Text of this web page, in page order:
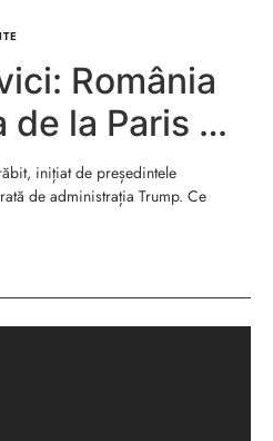
România
de la Paris și
Riad
inițiat de președintele
de administrația Trump. Ce